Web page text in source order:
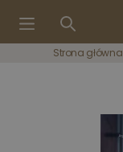
Strona główna